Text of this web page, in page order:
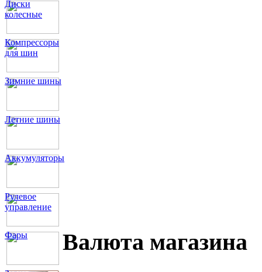
Диски
колесные
Компрессоры
для шин
Зимние шины
Летние шины
Аккумуляторы
Рулевое
управление
Фары Валюта магазина